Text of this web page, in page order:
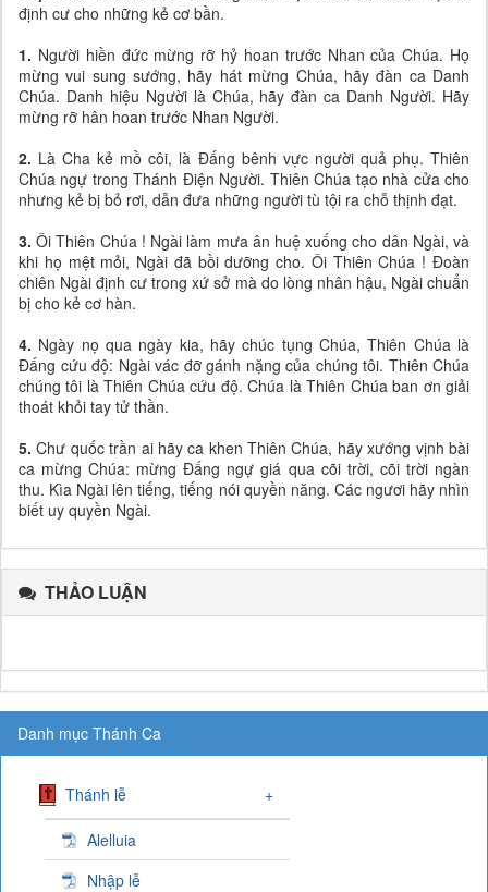
định cư cho những kẻ cơ bần.
1. Người hiền đức mừng rỡ hỷ hoan trước Nhan của Chúa. Họ
mừng vui sung sướng, hãy hát mừng Chúa, hãy đàn ca Danh
Chúa. Danh hiệu Người là Chúa, hãy đàn ca Danh Người. Hãy
mừng rỡ hân hoan trước Nhan Người.
2. Là Cha kẻ mồ côi, là Đấng bênh vực người quả phụ. Thiên
Chúa ngự trong Thánh Điện Người. Thiên Chúa tạo nhà cửa cho
nhưng kẻ bị bỏ rơi, dẫn đưa những người tù tội ra chỗ thịnh đạt.
3. Ôi Thiên Chúa ! Ngài làm mưa ân huệ xuống cho dân Ngài, và
khi họ mệt mỏi, Ngài đã bồi dưỡng cho. Ôi Thiên Chúa ! Đoàn
chiên Ngài định cư trong xứ sở mà do lòng nhân hậu, Ngài chuẩn
bị cho kẻ cơ hàn.
4. Ngày nọ qua ngày kia, hãy chúc tụng Chúa, Thiên Chúa là
Đấng cứu độ: Ngài vác đỡ gánh nặng của chúng tôi. Thiên Chúa
chúng tôi là Thiên Chúa cứu độ. Chúa là Thiên Chúa ban ơn giải
thoát khỏi tay tử thần.
5. Chư quốc trần ai hãy ca khen Thiên Chúa, hãy xướng vịnh bài
ca mừng Chúa: mừng Đấng ngự giá qua cõi trời, cõi trời ngàn
thu. Kìa Ngài lên tiếng, tiếng nói quyền năng. Các ngươi hãy nhìn
biết uy quyền Ngài.
THẢO LUẬN
Danh mục Thánh Ca
Thánh lễ +
Alelluia
Nhập lễ